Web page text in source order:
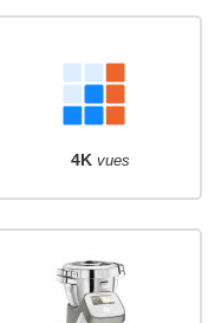
4K vues